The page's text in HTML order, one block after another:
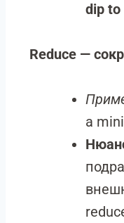
dip to
Reduce —
a